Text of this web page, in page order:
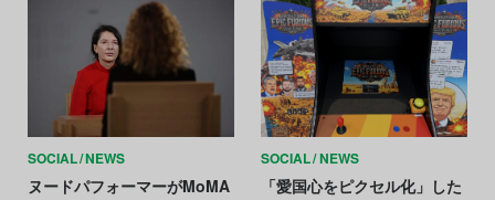
SOCIAL NEWS
ヌードパフォーマーがMoMA
SOCIAL NEWS
「愛国心をピクセル化」した